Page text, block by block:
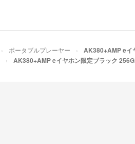
ポータブルプレーヤー AK380+AMP eイ
AK380+AMP eイヤホン限定ブラック